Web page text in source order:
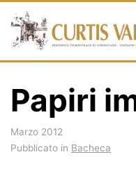
Salta
contenuto
Papiri
Marzo 2012
Pubblicato in Bacheca